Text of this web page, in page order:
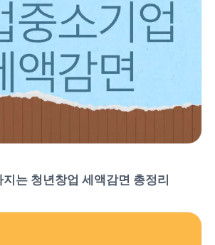
는 청년창업 세액감면 총정리